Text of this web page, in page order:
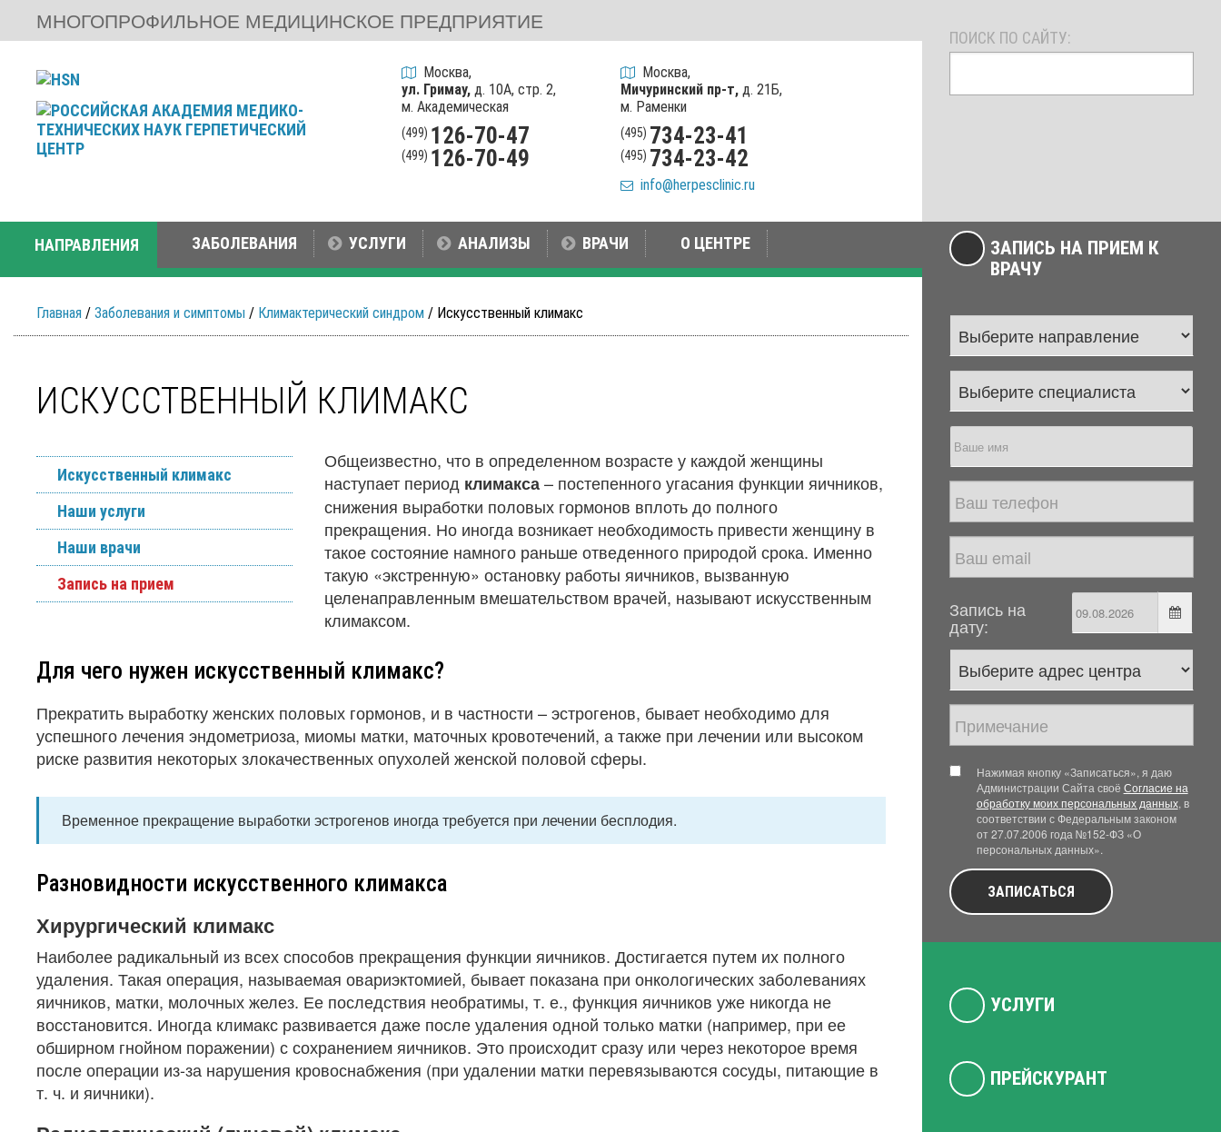
МНОГОПРОФИЛЬНОЕ МЕДИЦИНСКОЕ ПРЕДПРИЯТИЕ
Москва,
ул. Гримау,д. 10А, стр. 2,
м. Академическая
(499) 126-70-47
(499) 126-70-49
Москва,
Мичуринский пр-т, д. 21Б,
м. Раменки
(495) 734-23-41
(495) 734-23-42
info@herpesclinic.ru
ПОИСК ПО САЙТУ:
НАПРАВЛЕНИЯ ЗАБОЛЕВАНИЯ УСЛУГИ АНАЛИЗЫ ВРАЧИ О ЦЕНТРЕ
Главная / Заболевания и симптомы / Климактерический синдром / Искусственный климакс
ИСКУССТВЕННЫЙ КЛИМАКС
Искусственный климакс
Наши услуги
Наши врачи
Запись на прием
Общеизвестно, что в определенном возрасте у каждой женщины
наступает период климакса– постепенного угасания функции яичников,
снижения выработки половых гормонов вплоть до полного
прекращения. Но иногда возникает необходимость привести женщину в
такое состояние намного раньше отведенного природой срока. Именно
такую «экстренную» остановку работы яичников, вызванную
целенаправленным вмешательством врачей, называют искусственным
климаксом.
Для чего нужен искусственный климакс?
Прекратить выработку женских половых гормонов, и в частности – эстрогенов, бывает необходимо для
успешного лечения эндометриоза, миомы матки, маточных кровотечений, а также при лечении или высоком
риске развития некоторых злокачественных опухолей женской половой сферы.
Временное прекращение выработки эстрогенов иногда требуется при лечении бесплодия.
Разновидности искусственного климакса
Хирургический климакс
Наиболее радикальный из всех способов прекращения функции яичников. Достигается путем их полного
удаления. Такая операция, называемая овариэктомией, бывает показана при онкологических заболеваниях
яичников, матки, молочных желез. Ее последствия необратимы, т. е., функция яичников уже никогда не
восстановится. Иногда климакс развивается даже после удаления одной только матки (например, при ее
обширном гнойном поражении) с сохранением яичников. Это происходит сразу или через некоторое время
после операции из-за нарушения кровоснабжения (при удалении матки перевязываются сосуды, питающие в
т. ч. и яичники).
ЗАПИСЬ НА ПРИЕМ К
ВРАЧУ
Запись на
дату:
Нажимая кнопку «Записаться», я даю
Администрации Сайта своё Согласие на
обработку моих персональных данных, в
соответствии с Федеральным законом
от 27.07.2006 года №152-ФЗ «О
персональных данных».
ЗАПИСАТЬСЯ
УСЛУГИ
ПРЕЙСКУРАНТ